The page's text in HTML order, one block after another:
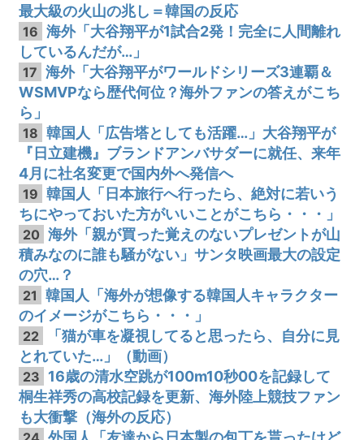
最大級の火山の兆し＝韓国の反応
16 海外「大谷翔平が1試合2発！完全に人間離れ
しているんだが…」
17 海外「大谷翔平がワールドシリーズ3連覇＆
WSMVPなら歴代何位？海外ファンの答えがこち
ら」
18 韓国人「広告塔としても活躍…」大谷翔平が
『日立建機』ブランドアンバサダーに就任、来年
4月に社名変更で国内外へ発信へ
19 韓国人「日本旅行へ行ったら、絶対に若いう
ちにやっておいた方がいいことがこちら・・・」
20 海外「親が買った覚えのないプレゼントが山
積みなのに誰も騒がない」サンタ映画最大の設定
の穴…？
21
韓国人「海外が想像する韓国人キャラクター
のイメージがこちら・・・」
22
「猫が車を凝視してると思ったら、自分に見
とれていた…」（動画）
23 16歳の清水空跳が100m10秒00を記録して
桐生祥秀の高校記録を更新、海外陸上競技ファン
も大衝撃（海外の反応）